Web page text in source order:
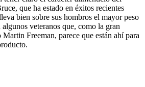
que ha estado en éxitos recientes
bien sobre sus hombros el mayor peso
veteranos que, como la gran
Freeman, parece que están ahí para